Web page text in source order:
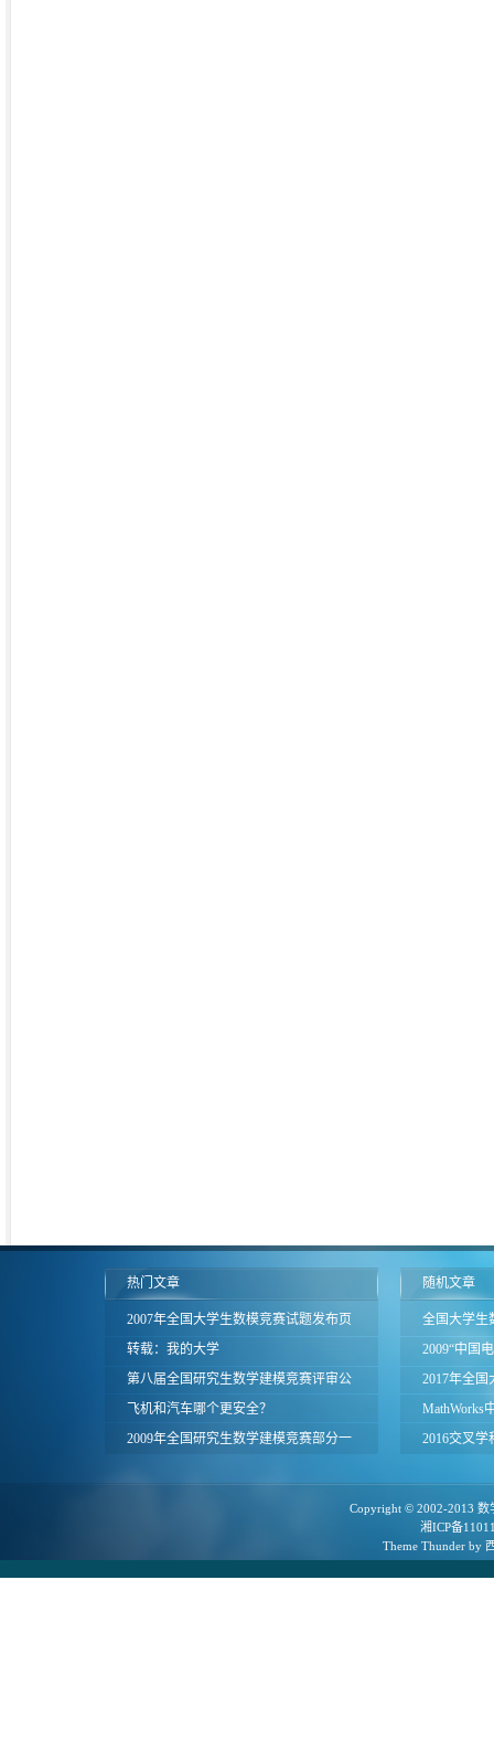
热门文章
2007年全国大学生数模竞赛试题发布页
面
转载：我的大学
第八届全国研究生数学建模竞赛评审公
告
飞机和汽车哪个更安全？
2009年全国研究生数学建模竞赛部分一
随机文章
全国大学生
(2013年8月
2009“中国
电工数学建
2017年全
评与经验交
MathWorks
免费
2016交叉
Copyright © 2002-2013 数
湘ICP备
Theme Thunderby